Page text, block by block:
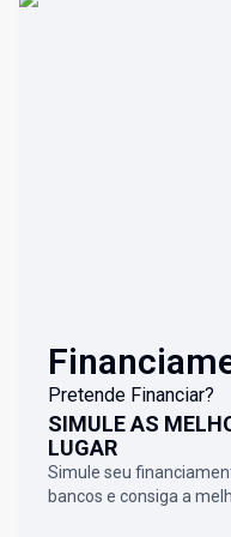
Pretende Financiar?
SIMULE AS
LUGAR
Simule seu
bancos e consiga a